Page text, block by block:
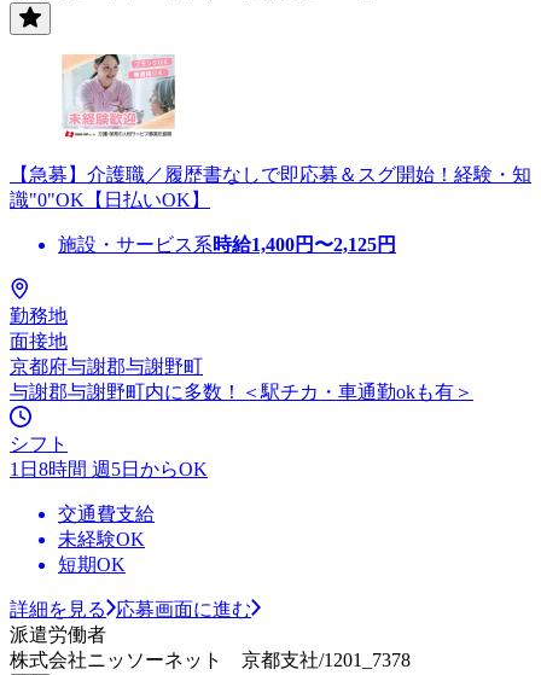
【急募】介護職／履歴書なしで即応募＆スグ開始！経験・知
識"0"OK【日払いOK】
施設・サービス系時給1,400円〜2,125円
勤務地
面接地
京都府与謝郡与謝野町
与謝郡与謝野町内に多数！＜駅チカ・車通勤okも有＞
シフト
1日8時間 週5日からOK
交通費支給
未経験OK
短期OK
詳細を見る
応募画面に進む
派遣労働者
株式会社ニッソーネット 京都支社/1201_7378